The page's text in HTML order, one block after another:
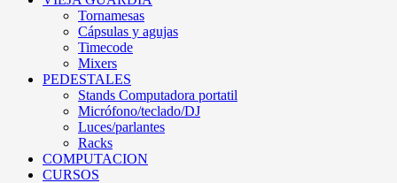
Tornamesas
Cápsulas y agujas
Timecode
Mixers
PEDESTALES
Stands Computadora portatil
Micrófono/teclado/DJ
Luces/parlantes
Racks
COMPUTACION
CURSOS